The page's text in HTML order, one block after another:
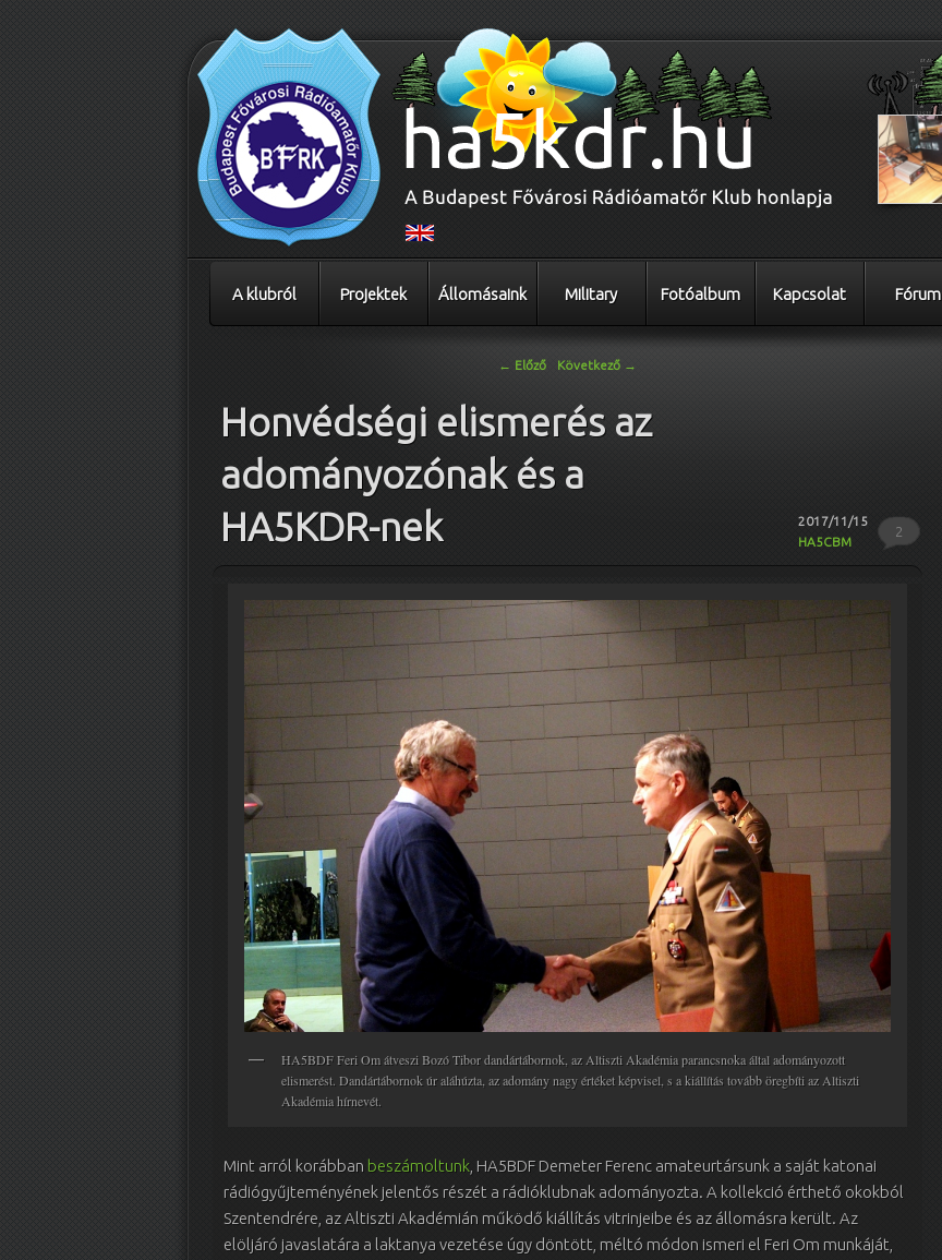
A klubról Projektek Állomásaink Military Fotóalbum Kapcsolat Fórum
← Előző Következő →
Honvédségi elismerés az
adományozónak és a
HA5KDR-nek
2017/11/15
HA5CBM
2
HA5BDF Feri Om átveszi Bozó Tibor dandártábornok, az Altiszti Akadémia parancsnoka által adományozott
elismerést. Dandártábornok úr aláhúzta, az adomány nagy értéket képvisel, s a kiállítás tovább öregbíti az Altiszti
Akadémia hírnevét.
Mint arról korábban beszámoltunk, HA5BDF Demeter Ferenc amateurtársunk a saját katonai
rádiógyűjteményének jelentős részét a rádióklubnak adományozta. A kollekció érthető okokból
Szentendrére, az Altiszti Akadémián működő kiállítás vitrinjeibe és az állomásra került. Az
elöljáró javaslatára a laktanya vezetése úgy döntött, méltó módon ismeri el Feri Om munkáját,